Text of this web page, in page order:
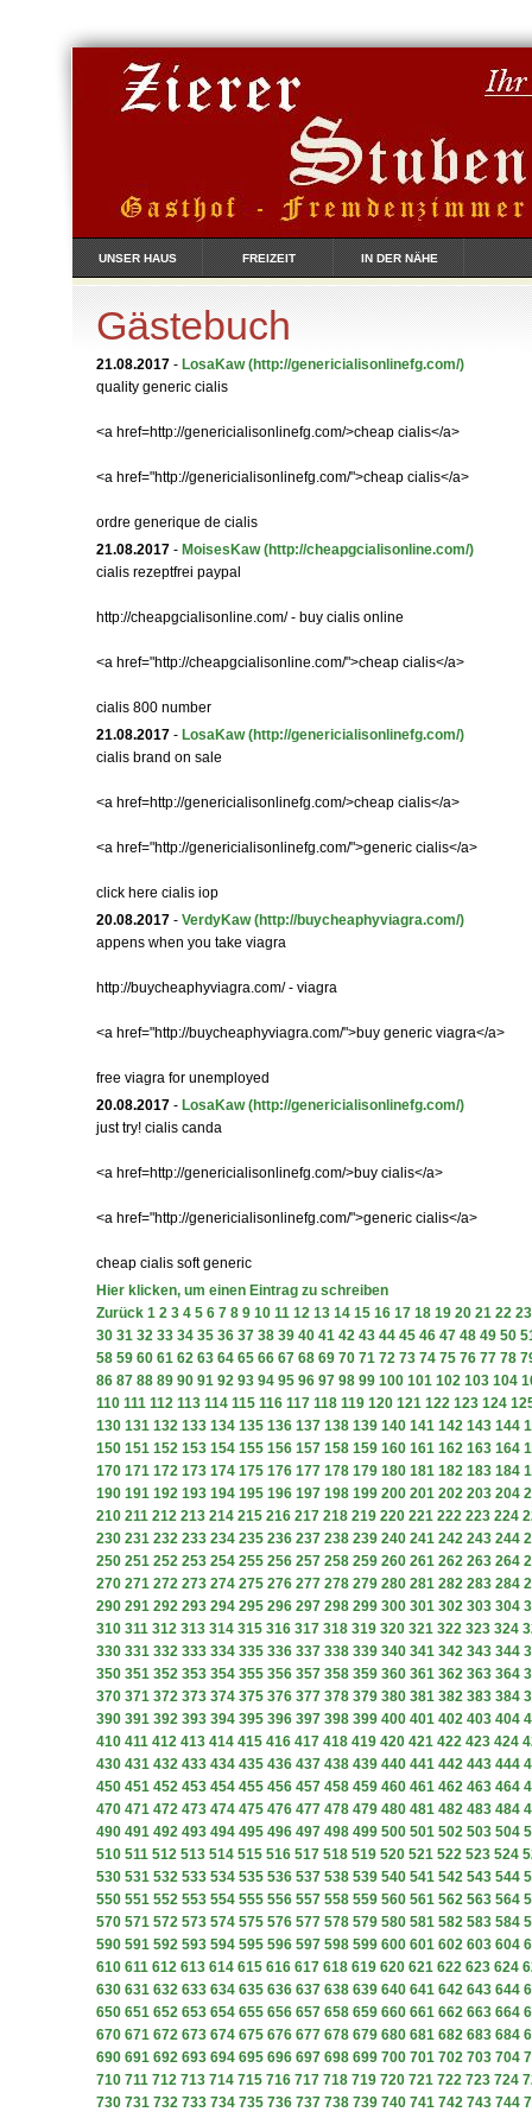
UNSER HAUS FREIZEIT IN DER NÄHE
Gästebuch
21.08.2017 - LosaKaw (http://genericialisonlinefg.com/)
quality generic cialis
<a href=http://genericialisonlinefg.com/>cheap cialis</a>
<a href="http://genericialisonlinefg.com/">cheap cialis</a>
ordre generique de cialis
21.08.2017 - MoisesKaw (http://cheapgcialisonline.com/)
cialis rezeptfrei paypal
http://cheapgcialisonline.com/ - buy cialis online
<a href="http://cheapgcialisonline.com/">cheap cialis</a>
cialis 800 number
21.08.2017 - LosaKaw (http://genericialisonlinefg.com/)
cialis brand on sale
<a href=http://genericialisonlinefg.com/>cheap cialis</a>
<a href="http://genericialisonlinefg.com/">generic cialis</a>
click here cialis iop
20.08.2017 - VerdyKaw (http://buycheaphyviagra.com/)
appens when you take viagra
http://buycheaphyviagra.com/ - viagra
<a href="http://buycheaphyviagra.com/">buy generic viagra</a>
free viagra for unemployed
20.08.2017 - LosaKaw (http://genericialisonlinefg.com/)
just try! cialis canda
<a href=http://genericialisonlinefg.com/>buy cialis</a>
<a href="http://genericialisonlinefg.com/">generic cialis</a>
cheap cialis soft generic
Hier klicken, um einen Eintrag zu schreiben
Zurück 1 2 3 4 5 6 7 8 9 10 11 12 13 14 15 16 17 18 19 20 21 22 23
30 31 32 33 34 35 36 37 38 39 40 41 42 43 44 45 46 47 48 49 50
58 59 60 61 62 63 64 65 66 67 68 69 70 71 72 73 74 75 76 77 78
86 87 88 89 90 91 92 93 94 95 96 97 98 99 100 101 102 103 104
110 111 112 113 114 115 116 117 118 119 120 121 122 123 124
130 131 132 133 134 135 136 137 138 139 140 141 142 143 144
150 151 152 153 154 155 156 157 158 159 160 161 162 163 164
170 171 172 173 174 175 176 177 178 179 180 181 182 183 184
190 191 192 193 194 195 196 197 198 199 200 201 202 203 204
210 211 212 213 214 215 216 217 218 219 220 221 222 223 224
230 231 232 233 234 235 236 237 238 239 240 241 242 243 244
250 251 252 253 254 255 256 257 258 259 260 261 262 263 264
270 271 272 273 274 275 276 277 278 279 280 281 282 283 284
290 291 292 293 294 295 296 297 298 299 300 301 302 303 304
310 311 312 313 314 315 316 317 318 319 320 321 322 323 324
330 331 332 333 334 335 336 337 338 339 340 341 342 343 344
350 351 352 353 354 355 356 357 358 359 360 361 362 363 364
370 371 372 373 374 375 376 377 378 379 380 381 382 383 384
390 391 392 393 394 395 396 397 398 399 400 401 402 403 404
410 411 412 413 414 415 416 417 418 419 420 421 422 423 424
430 431 432 433 434 435 436 437 438 439 440 441 442 443 444
450 451 452 453 454 455 456 457 458 459 460 461 462 463 464
470 471 472 473 474 475 476 477 478 479 480 481 482 483 484
490 491 492 493 494 495 496 497 498 499 500 501 502 503 504
510 511 512 513 514 515 516 517 518 519 520 521 522 523 524
530 531 532 533 534 535 536 537 538 539 540 541 542 543 544
550 551 552 553 554 555 556 557 558 559 560 561 562 563 564
570 571 572 573 574 575 576 577 578 579 580 581 582 583 584
590 591 592 593 594 595 596 597 598 599 600 601 602 603 604
610 611 612 613 614 615 616 617 618 619 620 621 622 623 624
630 631 632 633 634 635 636 637 638 639 640 641 642 643 644
650 651 652 653 654 655 656 657 658 659 660 661 662 663 664
670 671 672 673 674 675 676 677 678 679 680 681 682 683 684
690 691 692 693 694 695 696 697 698 699 700 701 702 703 704
710 711 712 713 714 715 716 717 718 719 720 721 722 723 724
730 731 732 733 734 735 736 737 738 739 740 741 742 743 744